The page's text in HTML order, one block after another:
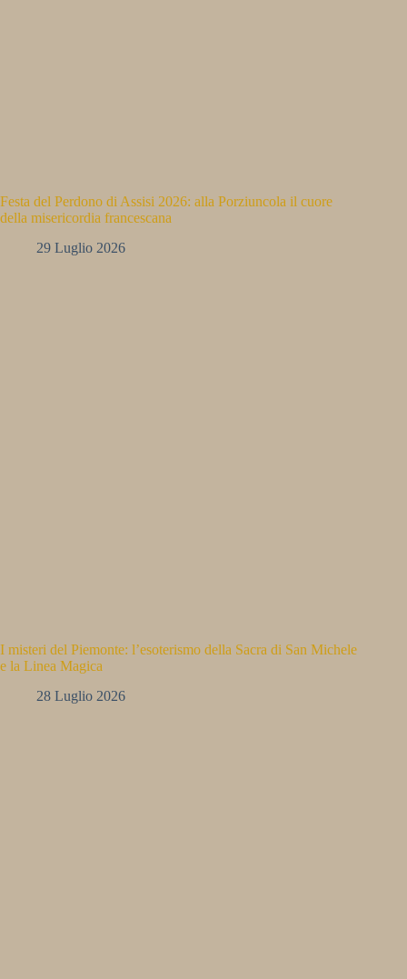
Festa del Perdono di Assisi 2026: alla Porziuncola il cuore
della misericordia francescana
29 Luglio 2026
I misteri del Piemonte: l’esoterismo della Sacra di San Michele
e la Linea Magica
28 Luglio 2026